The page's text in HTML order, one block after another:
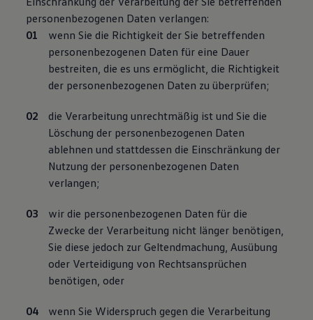
personenbezogenen Daten verlangen:
wenn Sie die Richtigkeit der Sie betreffenden
personenbezogenen Daten für eine Dauer
bestreiten, die es uns ermöglicht, die Richtigkeit
der personenbezogenen Daten zu überprüfen;
die Verarbeitung unrechtmäßig ist und Sie die
Löschung der personenbezogenen Daten
ablehnen und stattdessen die Einschränkung der
Nutzung der personenbezogenen Daten
verlangen;
wir die personenbezogenen Daten für die
Zwecke der Verarbeitung nicht länger benötigen,
Sie diese jedoch zur Geltendmachung, Ausübung
oder Verteidigung von Rechtsansprüchen
benötigen, oder
wenn Sie Widerspruch gegen die Verarbeitung